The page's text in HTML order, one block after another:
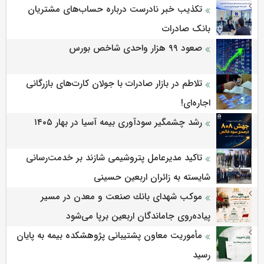
تکذیب خبر نادرست درباره حساب‌های مشتریان
بانک صادرات
صعود ۹۹ هزار واحدی شاخص بورس
تلاطم در بازار صادرات با جولان کارت‌های بازرگانی
اجاره‌ای!
رشد چشمگیر سودآوری بیمه آسیا در بهار ۱۴۰۵
تاکید مدیرعامل پتروشیمی شازند بر خدمت‌رسانی
شایسته به زائران اربعین حسینی
موكب شهدای بانك صنعت و معدن در مسیر
پیاده‌روی جاماندگان اربعین برپا می‌شود
مأموریت معاون پشتیبانی پژوهشكده بیمه به پایان
رسید